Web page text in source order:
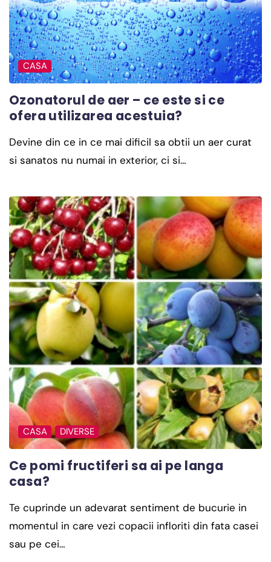
CASA
Ozonatorul de aer – ce este si ce
ofera utilizarea acestuia?
Devine din ce in ce mai dificil sa obtii un aer curat
si sanatos nu numai in exterior, ci si…
CASA DIVERSE
Ce pomi fructiferi sa ai pe langa
casa?
Te cuprinde un adevarat sentiment de bucurie in
momentul in care vezi copacii infloriti din fata casei
sau pe cei…